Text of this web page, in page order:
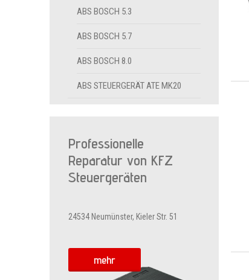
ABS BOSCH 5.3
ABS BOSCH 5.7
ABS BOSCH 8.0
ABS STEUERGERÄT ATE MK20
Professionelle
Reparatur von KFZ
Steuergeräten
24534 Neumünster, Kieler Str. 51
mehr